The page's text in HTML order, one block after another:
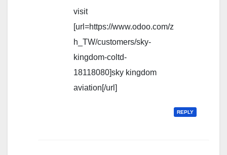
visit
[url=https://www.odoo.com/z
h_TW/customers/sky-
kingdom-coltd-
18118080]sky kingdom
aviation[/url]
REPLY